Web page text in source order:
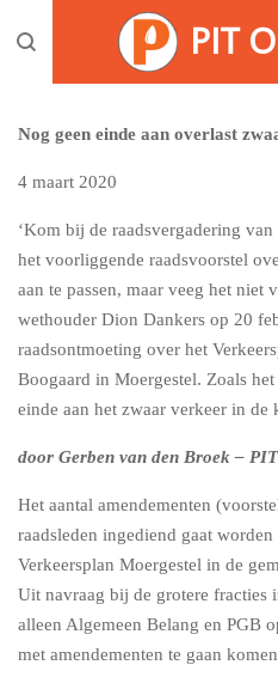
direct
hoofdinhoud
PIT
Nog geen einde aan overlast
4 maart 2020
‘Kom bij de raadsvergadering
het voorliggende raadsvoorstel
aan te passen, maar veeg het niet
wethouder Dion Dankers op 20
raadsontmoeting over het
Boogaard in Moergestel. Zoals
einde aan het zwaar verkeer in de
door Gerben van den Broek –
Het aantal amendementen
raadsleden ingediend gaat
Verkeersplan Moergestel in de
Uit navraag bij de grotere fracties
alleen Algemeen Belang en PGB
met amendementen te gaan